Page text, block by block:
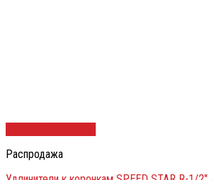
Распродажа